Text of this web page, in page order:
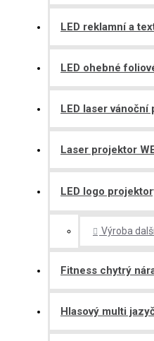
LED reklamní a
LED ohebné
LED laser vánoční
Laser projektor
LED logo
Výroba
Fitness chytrý
Hlasový multi